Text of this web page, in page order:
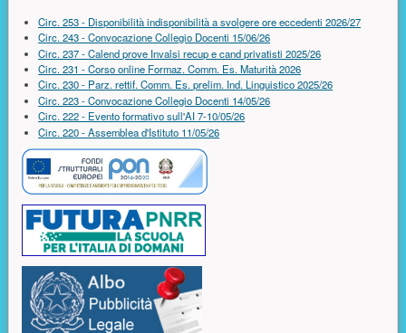
Circ. 253 - Disponibilità indisponibilità a svolgere ore eccedenti 2026/27
Circ. 243 - Convocazione Collegio Docenti 15/06/26
Circ. 237 - Calend prove Invalsi recup e cand privatisti 2025/26
Circ. 231 - Corso online Formaz. Comm. Es. Maturità 2026
Circ. 230 - Parz. rettif. Comm. Es. prelim. Ind. Linguistico 2025/26
Circ. 223 - Convocazione Collegio Docenti 14/05/26
Circ. 222 - Evento formativo sull'AI 7-10/05/26
Circ. 220 - Assemblea d'Istituto 11/05/26